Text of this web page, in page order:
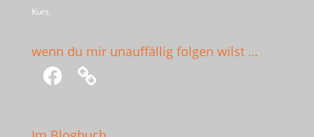
Kurs.
wenn du mir unauffällig folgen wilst …
Facebook